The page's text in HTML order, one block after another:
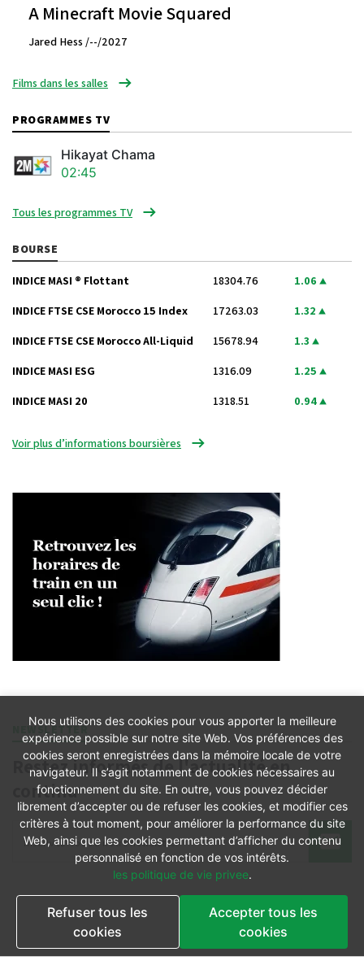
A Minecraft Movie Squared
Jared Hess /--/2027
Films dans les salles
PROGRAMMES TV
Hikayat Chama
02:45
Tous les programmes TV
BOURSE
INDICE MASI ® Flottant 18304.76 1.06
INDICE FTSE CSE Morocco 15 Index 17263.03 1.32
INDICE FTSE CSE Morocco All-Liquid 15678.94 1.3
INDICE MASI ESG 1316.09 1.25
INDICE MASI 20 1318.51 0.94
Voir plus d’informations boursières
NEWSLETTER
Restez informés de l'actualité en
continu
Nous utilisons des cookies pour vous apporter la meilleure
expérience possible sur notre site Web. Vos préférences des
cookies seront enregistrées dans la mémoire locale de votre
navigateur. Il s’agit notamment de cookies nécessaires au
fonctionnement du site. En outre, vous pouvez décider
librement d’accepter ou de refuser les cookies, et modifier ces
critères à tout moment, pour améliorer la performance du site
Web, ainsi que les cookies permettant d’afficher du contenu
personnalisé en fonction de vos intérêts.
les politique de vie privee.
Refuser tous les
cookies
Accepter tous les
cookies